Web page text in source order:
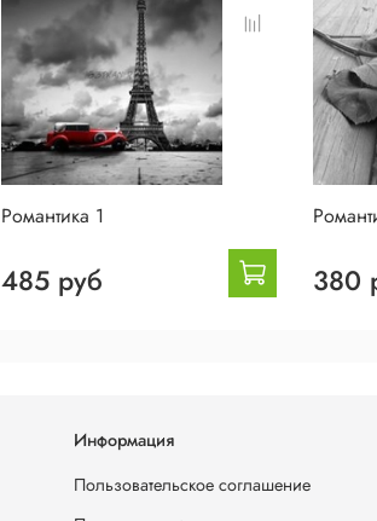
Романтика 1
485 руб 380
Информация
Пользовательское соглашение